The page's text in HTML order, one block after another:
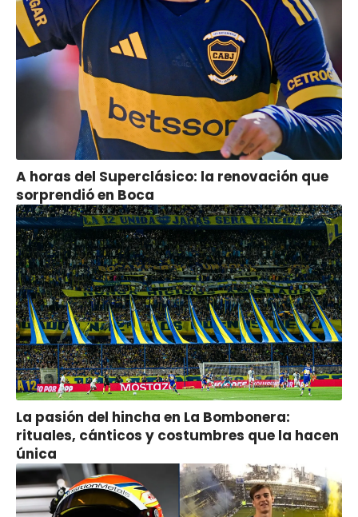
A horas del Superclásico: la renovación que
sorprendió en Boca
La pasión del hincha en La Bombonera:
rituales, cánticos y costumbres que la hacen
única